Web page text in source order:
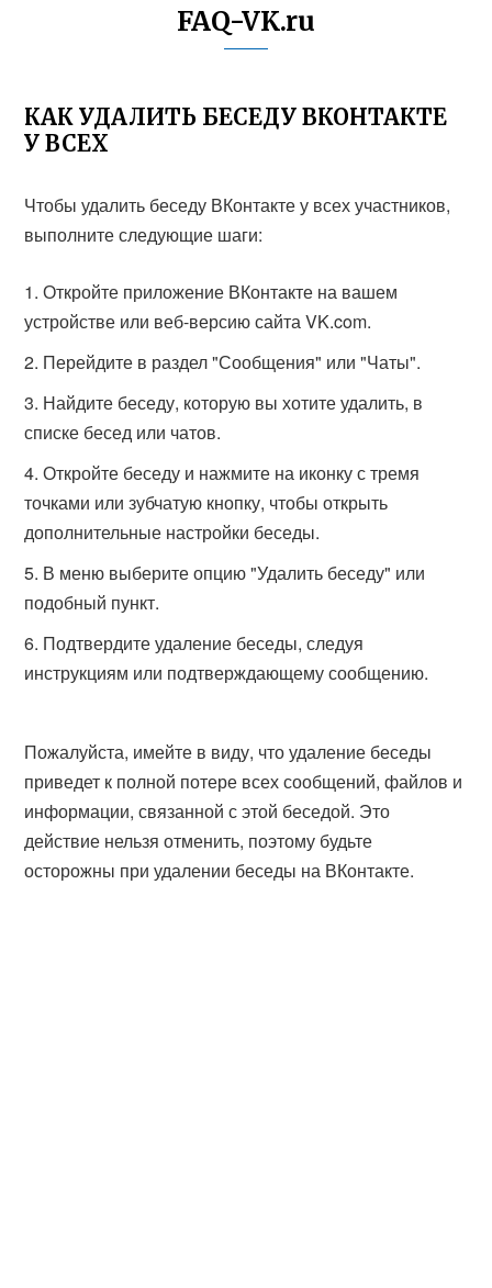
FAQ-VK.ru
КАК УДАЛИТЬ БЕСЕДУ ВКОНТАКТЕ
У ВСЕХ
Чтобы удалить беседу ВКонтакте у всех участников,
выполните следующие шаги:
Откройте приложение ВКонтакте на вашем
устройстве или веб-версию сайта VK.com.
Перейдите в раздел "Сообщения" или "Чаты".
Найдите беседу, которую вы хотите удалить, в
списке бесед или чатов.
Откройте беседу и нажмите на иконку с тремя
точками или зубчатую кнопку, чтобы открыть
дополнительные настройки беседы.
В меню выберите опцию "Удалить беседу" или
подобный пункт.
Подтвердите удаление беседы, следуя
инструкциям или подтверждающему сообщению.
Пожалуйста, имейте в виду, что удаление беседы
приведет к полной потере всех сообщений, файлов и
информации, связанной с этой беседой. Это
действие нельзя отменить, поэтому будьте
осторожны при удалении беседы на ВКонтакте.